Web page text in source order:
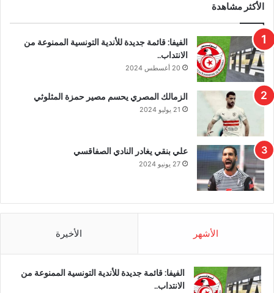
الأكثر مشاهدة
الفيفا: قائمة جديدة للأندية التونسية الممنوعة من
الانتداب..
20 أغسطس 2024
الزمالك المصري يحسم مصير حمزة المثلوثي
21 يوليو 2024
علي بنقي يغادر النادي الصفاقسي
27 يونيو 2024
الأشهر الأخيرة
الفيفا: قائمة جديدة للأندية التونسية الممنوعة من
الانتداب..